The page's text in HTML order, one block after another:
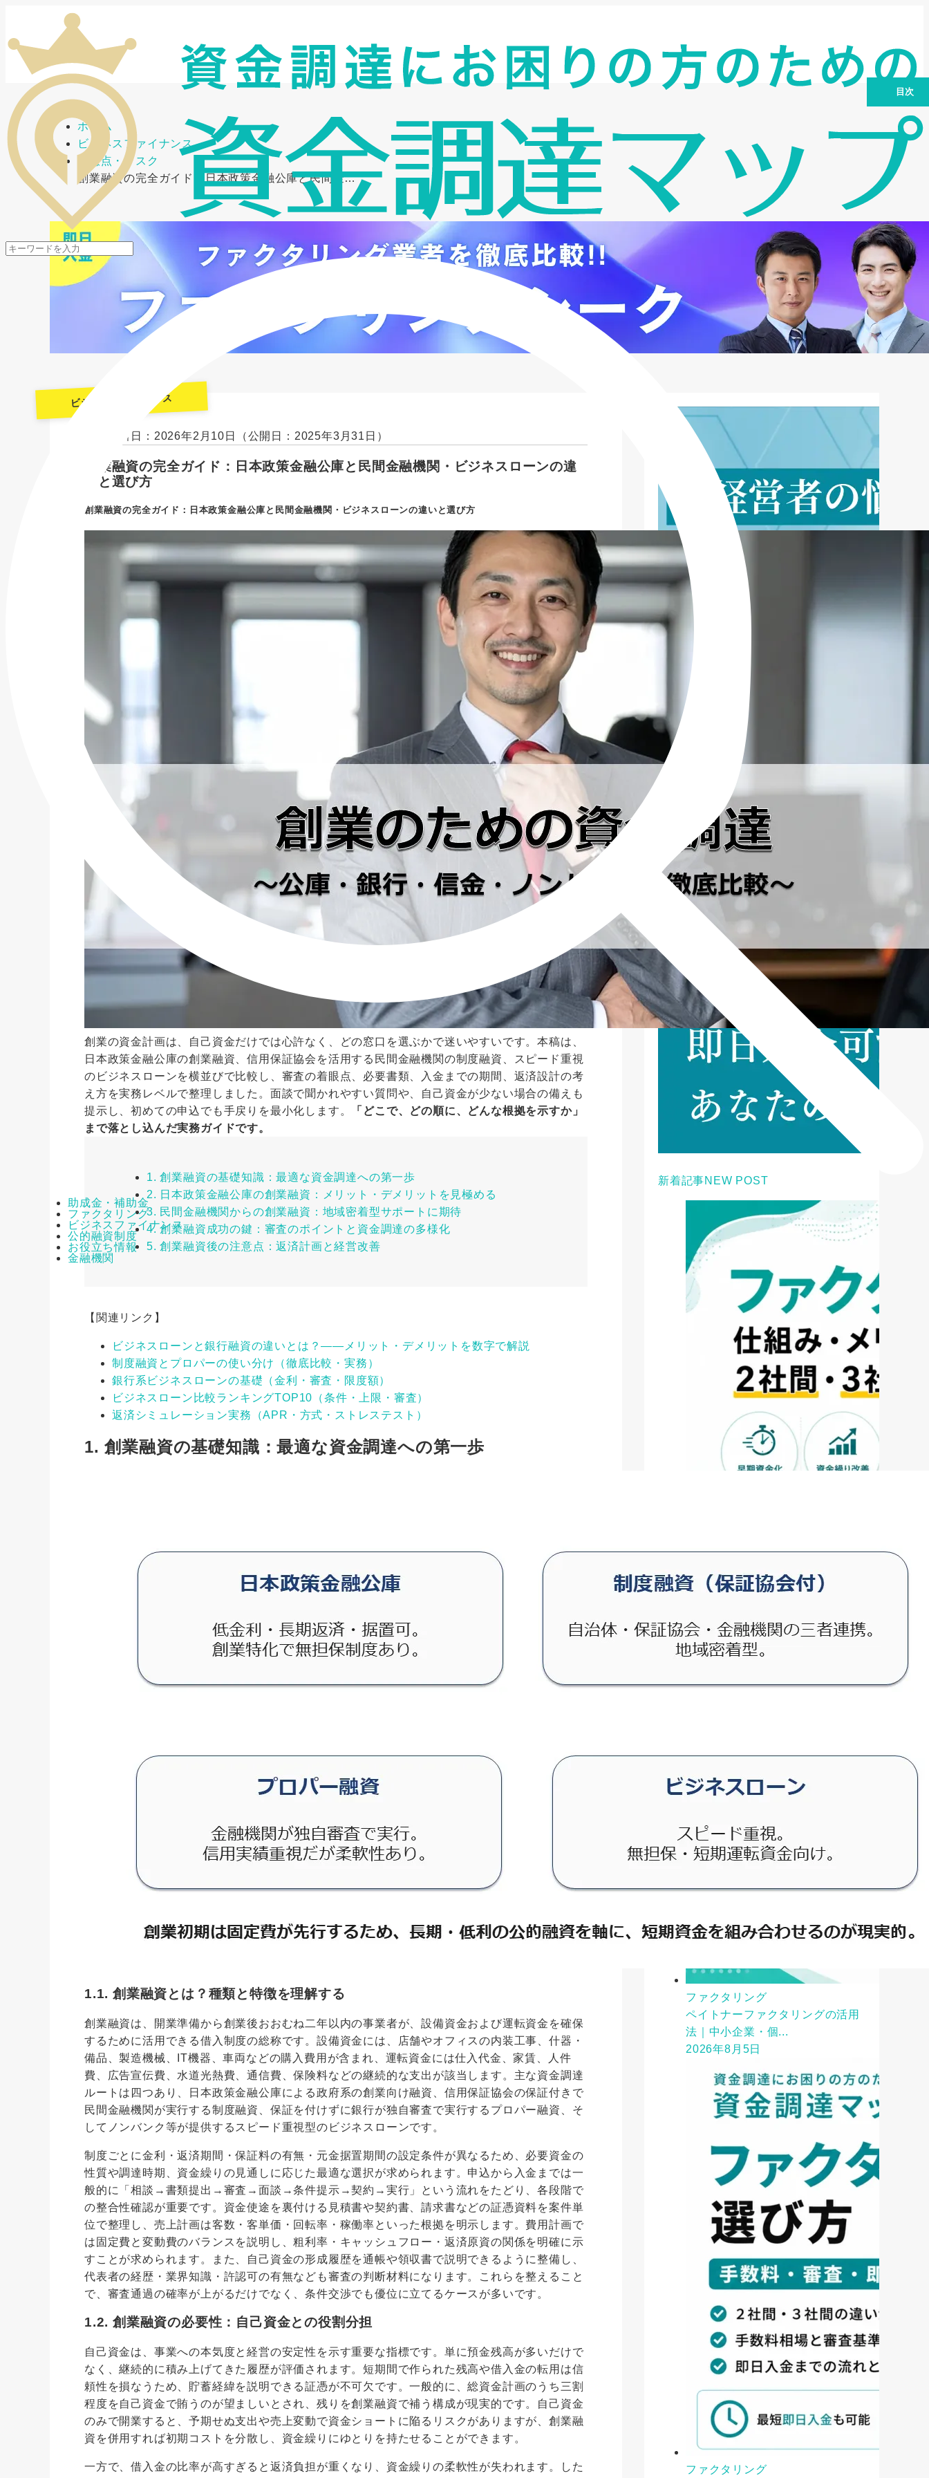
メニューを開閉
助成金・補助金
ファクタリング
ビジネスファイナンス
公的融資制度
お役立ち情報
金融機関
ホーム
ビジネスファイナンス
注意点・リスク
創業融資の完全ガイド：日本政策金融公庫と民間金…
ビジネスファイナンス
最終更新日：2026年2月10日 （公開日：2025年3月31日）
創業融資の完全ガイド：日本政策金融公庫と民間金融機関・ビジネスローンの違
いと選び方
創業融資の完全ガイド：日本政策金融公庫と民間金融機関・ビジネスローンの違いと選び方
創業の資金計画は、自己資金だけでは心許なく、どの窓口を選ぶかで迷いやすいです。本稿は、
日本政策金融公庫の創業融資、信用保証協会を活用する民間金融機関の制度融資、スピード重視
のビジネスローンを横並びで比較し、審査の着眼点、必要書類、入金までの期間、返済設計の考
え方を実務レベルで整理しました。面談で聞かれやすい質問や、自己資金が少ない場合の備えも
提示し、初めての申込でも手戻りを最小化します。
「どこで、どの順に、どんな根拠を示すか」
まで落とし込んだ実務ガイドです。
1. 創業融資の基礎知識：最適な資金調達への第一歩
2. 日本政策金融公庫の創業融資：メリット・デメリットを見極める
3. 民間金融機関からの創業融資：地域密着型サポートに期待
4. 創業融資成功の鍵：審査のポイントと資金調達の多様化
5. 創業融資後の注意点：返済計画と経営改善
【関連リンク】
ビジネスローンと銀行融資の違いとは？――メリット・デメリットを数字で解説
制度融資とプロパーの使い分け（徹底比較・実務）
銀行系ビジネスローンの基礎（金利・審査・限度額）
ビジネスローン比較ランキングTOP10（条件・上限・審査）
返済シミュレーション実務（APR・方式・ストレステスト）
1. 創業融資の基礎知識：最適な資金調達への第一歩
1.1. 創業融資とは？種類と特徴を理解する
創業融資は、開業準備から創業後おおむね二年以内の事業者が、設備資金および運転資金を確保
するために活用できる借入制度の総称です。設備資金には、店舗やオフィスの内装工事、什器・
備品、製造機械、IT機器、車両などの購入費用が含まれ、運転資金には仕入代金、家賃、人件
費、広告宣伝費、水道光熱費、通信費、保険料などの継続的な支出が該当します。主な資金調達
ルートは四つあり、日本政策金融公庫による政府系の創業向け融資、信用保証協会の保証付きで
民間金融機関が実行する制度融資、保証を付けずに銀行が独自審査で実行するプロパー融資、そ
してノンバンク等が提供するスピード重視型のビジネスローンです。
制度ごとに金利・返済期間・保証料の有無・元金据置期間の設定条件が異なるため、必要資金の
性質や調達時期、資金繰りの見通しに応じた最適な選択が求められます。申込から入金までは一
般的に「相談→書類提出→審査→面談→条件提示→契約→実行」という流れをたどり、各段階で
の整合性確認が重要です。資金使途を裏付ける見積書や契約書、請求書などの証憑資料を案件単
位で整理し、売上計画は客数・客単価・回転率・稼働率といった根拠を明示します。費用計画で
は固定費と変動費のバランスを説明し、粗利率・キャッシュフロー・返済原資の関係を明確に示
すことが求められます。また、自己資金の形成履歴を通帳や領収書で説明できるように整備し、
代表者の経歴・業界知識・許認可の有無なども審査の判断材料になります。これらを整えること
で、審査通過の確率が上がるだけでなく、条件交渉でも優位に立てるケースが多いです。
1.2. 創業融資の必要性：自己資金との役割分担
自己資金は、事業への本気度と経営の安定性を示す重要な指標です。単に預金残高が多いだけで
なく、継続的に積み上げてきた履歴が評価されます。短期間で作られた残高や借入金の転用は信
頼性を損なうため、貯蓄経緯を説明できる証憑が不可欠です。一般的に、総資金計画のうち三割
程度を自己資金で賄うのが望ましいとされ、残りを創業融資で補う構成が現実的です。自己資金
のみで開業すると、予期せぬ支出や売上変動で資金ショートに陥るリスクがありますが、創業融
資を併用すれば初期コストを分散し、資金繰りにゆとりを持たせることができます。
一方で、借入金の比率が高すぎると返済負担が重くなり、資金繰りの柔軟性が失われます。した
新着記事NEW POST
ファクタリングとは？仕組み・メ
リット・注意点と...
ファクタリング
ペイトナーファクタリングの活用
法｜中小企業・個...
2026年8月5日
ファクタリング
目次
への第一歩
2. 日本政策金融公庫の創業融資：メリッ
ト・デメリットを見極める
3. 民間金融機関からの創業融資：地域密
着型サポートに期待
4. 創業融資成功の鍵：審査のポイントと
資金調達の多様化
5. 創業融資後の注意点：返済計画と経営